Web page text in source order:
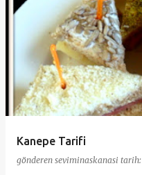
Kanepe Tarifi
gönderen seviminaskanasi tarih: